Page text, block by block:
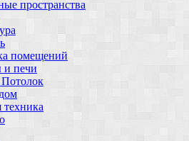
пространства
помещений
печи
техника